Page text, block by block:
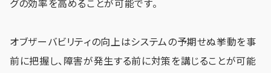
グの効率を高めることが可能です。
オブザーバビリティの向上はシステムの予期せぬ挙動を事
前に把握し、障害が発生する前に対策を講じることが可能